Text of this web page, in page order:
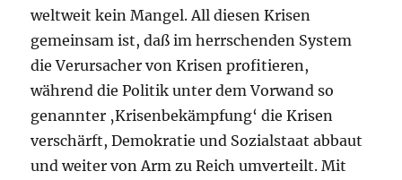
weltweit kein Mangel. All diesen Krisen
gemeinsam ist, daß im herrschenden System
die Verursacher von Krisen profitieren,
während die Politik unter dem Vorwand so
genannter ‚Krisenbekämpfung‘ die Krisen
verschärft, Demokratie und Sozialstaat abbaut
und weiter von Arm zu Reich umverteilt. Mit